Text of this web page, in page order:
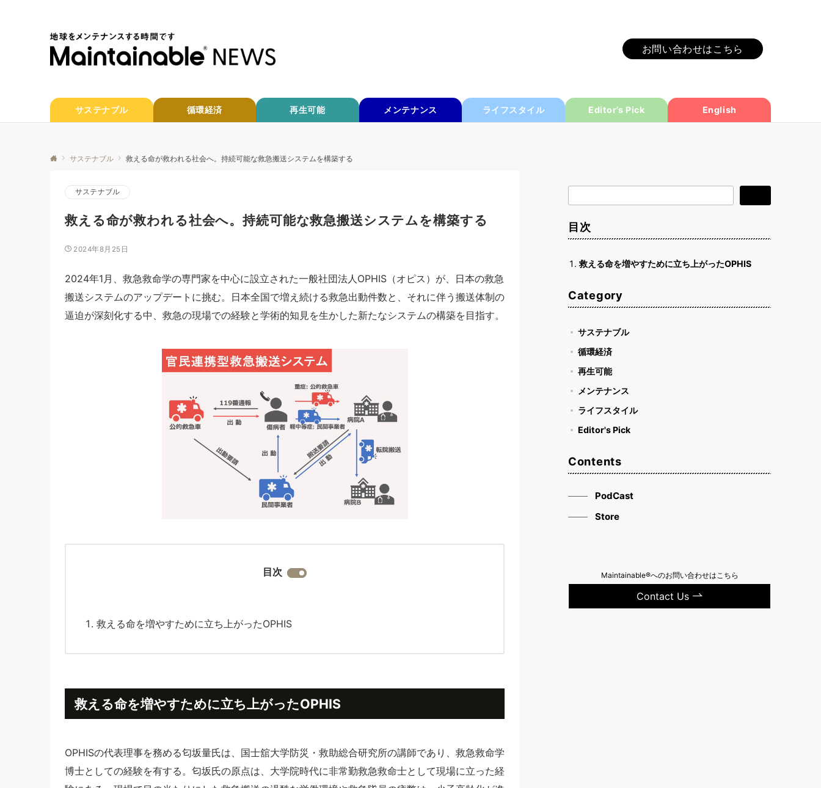
お問い合わせはこちら
サステナブル 循環経済 再生可能 メンテナンス ライフスタイル Editor’s Pick English
サステナブル 救える命が救われる社会へ。持続可能な救急搬送システムを構築する
サステナブル
救える命が救われる社会へ。持続可能な救急搬送システムを構築する
2024年8月25日
2024年1月、救急救命学の専門家を中心に設立された一般社団法人OPHIS（オピス）が、日本の救急
搬送システムのアップデートに挑む。日本全国で増え続ける救急出動件数と、それに伴う搬送体制の
逼迫が深刻化する中、救急の現場での経験と学術的知見を生かした新たなシステムの構築を目指す。
目次
救える命を増やすために立ち上がったOPHIS
救える命を増やすために立ち上がったOPHIS
OPHISの代表理事を務める匂坂量氏は、国士舘大学防災・救助総合研究所の講師であり、救急救命学
博士としての経験を有する。匂坂氏の原点は、大学院時代に非常勤救急救命士として現場に立った経
索
目次
救える命を増やすために立ち上がったOPHIS
Category
サステナブル
循環経済
再生可能
メンテナンス
ライフスタイル
Editor's Pick
Contents
PodCast
Store
Maintainable®へのお問い合わせはこちら
Contact Us